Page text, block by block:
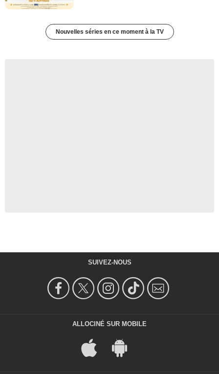
Nouvelles séries en ce moment à la TV
SUIVEZ-NOUS
ALLOCINÉ SUR MOBILE